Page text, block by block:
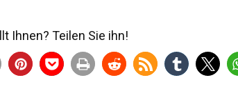
Ihnen? Teilen Sie ihn!